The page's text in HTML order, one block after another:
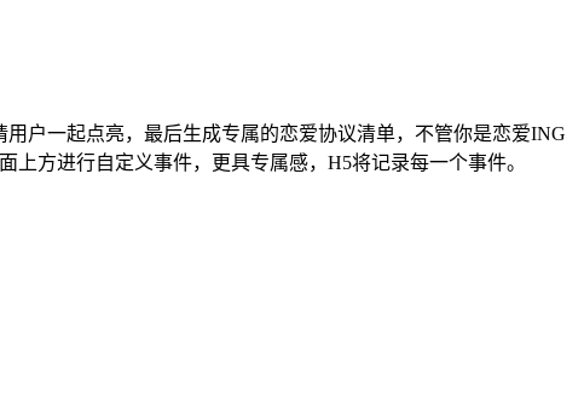
户一起点亮，最后生成专属的恋爱协议清单，不管你是恋爱ING
方进行自定义事件，更具专属感，H5将记录每一个事件。